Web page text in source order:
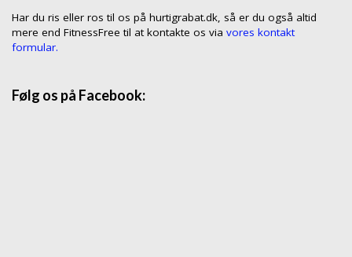
Har du ris eller ros til os på hurtigrabat.dk, så er du også altid
mere end FitnessFree til at kontakte os via vores kontakt
formular.
Følg os på Facebook: